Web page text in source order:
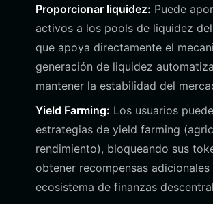
Proporcionar liquidez: Puede
activos a los pools de liquidez
que apoya directamente el
generación de liquidez
mantener la estabilidad del
Yield Farming: Los usuarios
estrategias de yield farming
rendimiento), bloqueando sus
obtener recompensas
ecosistema de finanzas